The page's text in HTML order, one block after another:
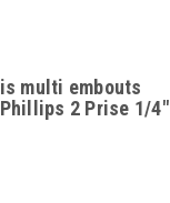
multi embouts
2 Prise 1/4"